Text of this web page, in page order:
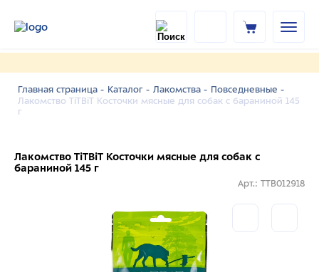
Главная страница - Каталог - Лакомства - Повседневные -
Лакомство TiTBiT Косточки мясные для собак с бараниной 145
г
Лакомство TiTBiT Косточки мясные для собак с
бараниной 145 г
Арт.: TTB012918